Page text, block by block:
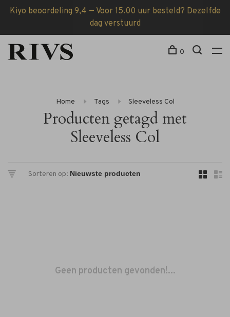
Kiyo beoordeling 9,4 — Voor 15.00 uur besteld? Dezelfde
dag verstuurd
0
Home Tags Sleeveless Col
Producten getagd met
Sleeveless Col
Sorteren op:
Geen producten gevonden!...